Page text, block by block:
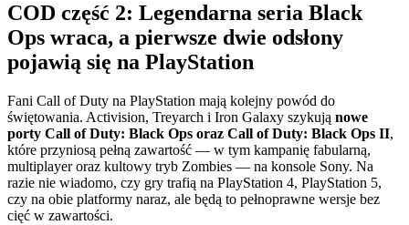
COD część 2: Legendarna seria Black
Ops wraca, a pierwsze dwie odsłony
pojawią się na PlayStation
Fani Call of Duty na PlayStation mają kolejny powód do
świętowania. Activision, Treyarch i Iron Galaxy szykują nowe
porty Call of Duty: Black Ops oraz Call of Duty: Black Ops II,
które przyniosą pełną zawartość — w tym kampanię fabularną,
multiplayer oraz kultowy tryb Zombies — na konsole Sony. Na
razie nie wiadomo, czy gry trafią na PlayStation 4, PlayStation 5,
czy na obie platformy naraz, ale będą to pełnoprawne wersje bez
cięć w zawartości.